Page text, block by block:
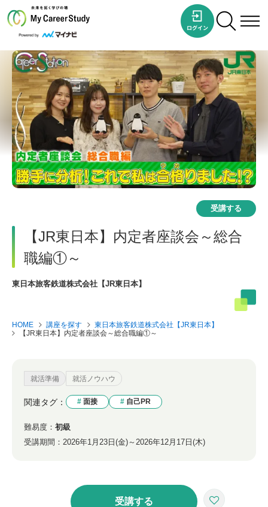
受講する
【JR東日本】内定者座談会～総合
職編①～
東日本旅客鉄道株式会社【JR東日本】
HOME 講座を探す
東日本旅客鉄道株式会社【JR東日本】
【JR東日本】内定者座談会～総合職編①～
就活準備 就活ノウハウ
関連タグ： 面接 自己PR
難易度： 初級
受講期間： 2026年1月23日(金)～2026年12月17日(木)
受講する